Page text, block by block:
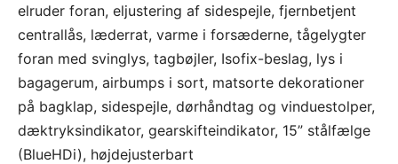
elruder foran, eljustering af sidespejle, fjernbetjent
centrallås, læderrat, varme i forsæderne, tågelygter
foran med svinglys, tagbøjler, Isofix-beslag, lys i
bagagerum, airbumps i sort, matsorte dekorationer
på bagklap, sidespejle, dørhåndtag og vinduestolper,
dæktryksindikator, gearskifteindikator, 15” stålfælge
(BlueHDi), højdejusterbart